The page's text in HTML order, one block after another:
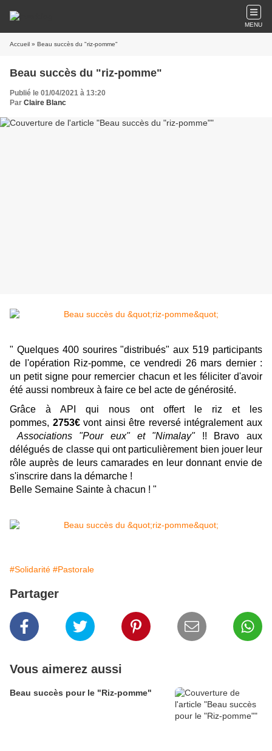
MENU
Accueil » Beau succès du "riz-pomme"
Beau succès du "riz-pomme"
Publié le 01/04/2021 à 13:20
Par Claire Blanc
" Quelques 400 sourires "distribués" aux 519 participants
de l'opération Riz-pomme, ce vendredi 26 mars dernier :
un petit signe pour remercier chacun et les féliciter d'avoir
été aussi nombreux à faire ce bel acte de générosité.
Grâce à API qui nous ont offert le riz et les
pommes, 2753€vont ainsi être reversé intégralement aux
Associations "Pour eux" et "Nimalay"!! Bravo aux
délégués de classe qui ont particulièrement bien jouer leur
rôle auprès de leurs camarades en leur donnant envie de
s'inscrire dans la démarche !
Belle Semaine Sainte à chacun ! "
#Solidarité #Pastorale
Partager
Vous aimerez aussi
Beau succès pour le "Riz-pomme"